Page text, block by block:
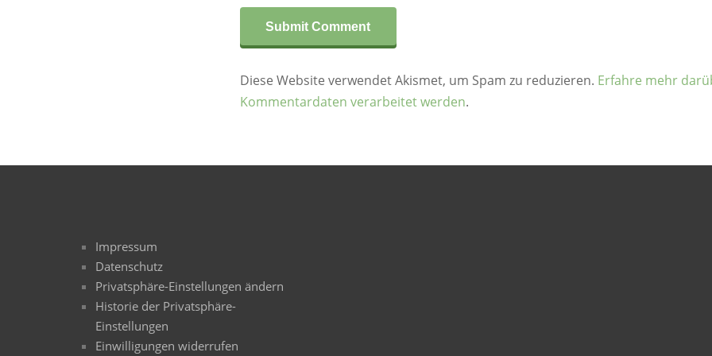
Diese Website verwendet Akismet, um Spam zu reduzieren. Erfahre mehr
Kommentardaten verarbeitet werden.
Impressum
Datenschutz
Privatsphäre-Einstellungen ändern
Historie der Privatsphäre-
Einstellungen
Einwilligungen widerrufen